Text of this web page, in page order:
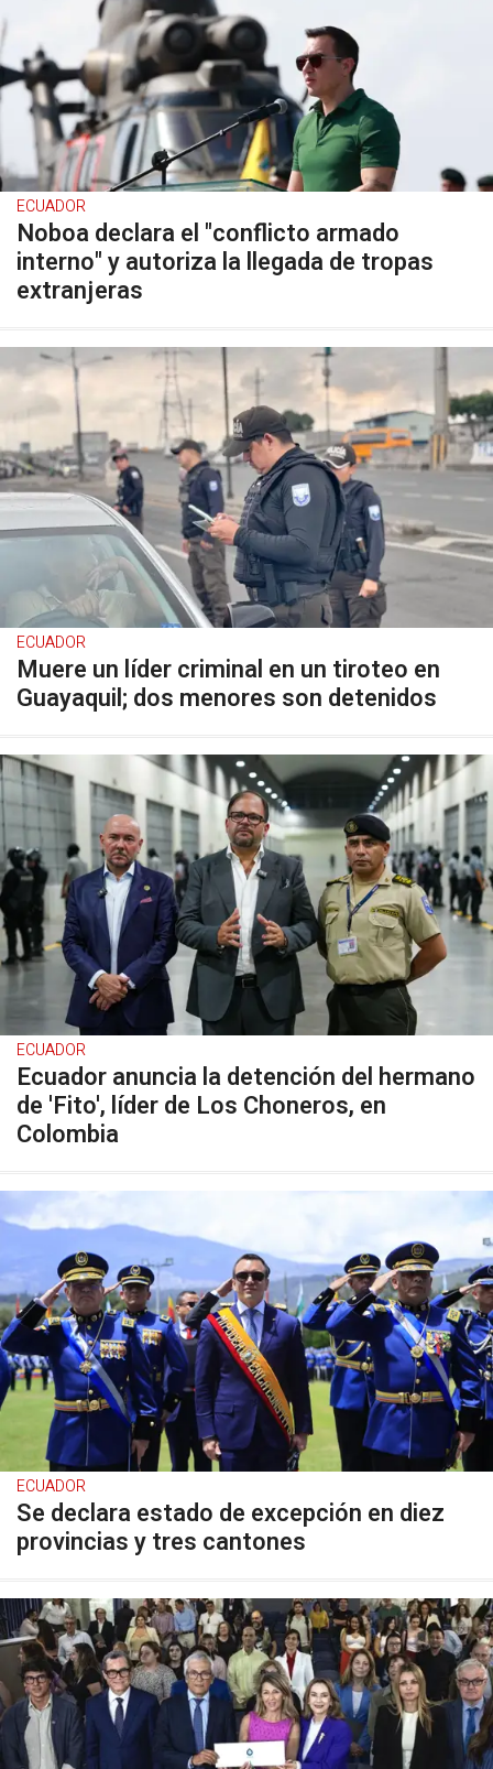
ECUADOR
Noboa declara el "conflicto armado
interno" y autoriza la llegada de tropas
extranjeras
ECUADOR
Muere un líder criminal en un tiroteo en
Guayaquil; dos menores son detenidos
ECUADOR
Ecuador anuncia la detención del hermano
de 'Fito', líder de Los Choneros, en
Colombia
ECUADOR
Se declara estado de excepción en diez
provincias y tres cantones